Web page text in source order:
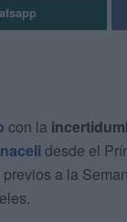
con la
desde el
previos a la